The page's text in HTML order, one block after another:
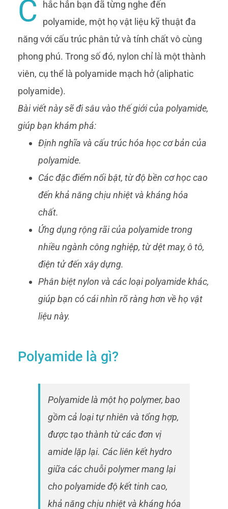
C
hắc hẳn bạn đã từng nghe đến
polyamide, một họ vật liệu kỹ thuật đa
năng với cấu trúc phân tử và tính chất vô cùng
phong phú. Trong số đó, nylon chỉ là một thành
viên, cụ thể là polyamide mạch hở (aliphatic
polyamide).
Bài viết này sẽ đi sâu vào thế giới của polyamide,
giúp bạn khám phá:
Định nghĩa và cấu trúc hóa học cơ bản của
polyamide.
Các đặc điểm nổi bật, từ độ bền cơ học cao
đến khả năng chịu nhiệt và kháng hóa
chất.
Ứng dụng rộng rãi của polyamide trong
nhiều ngành công nghiệp, từ dệt may, ô tô,
điện tử đến xây dựng.
Phân biệt nylon và các loại polyamide khác,
giúp bạn có cái nhìn rõ ràng hơn về họ vật
liệu này.
Polyamide là gì?
Polyamide là một họ polymer, bao
gồm cả loại tự nhiên và tổng hợp,
được tạo thành từ các đơn vị
amide lặp lại. Các liên kết hydro
giữa các chuỗi polymer mang lại
cho polyamide độ kết tinh cao,
khả năng chịu nhiệt và kháng hóa